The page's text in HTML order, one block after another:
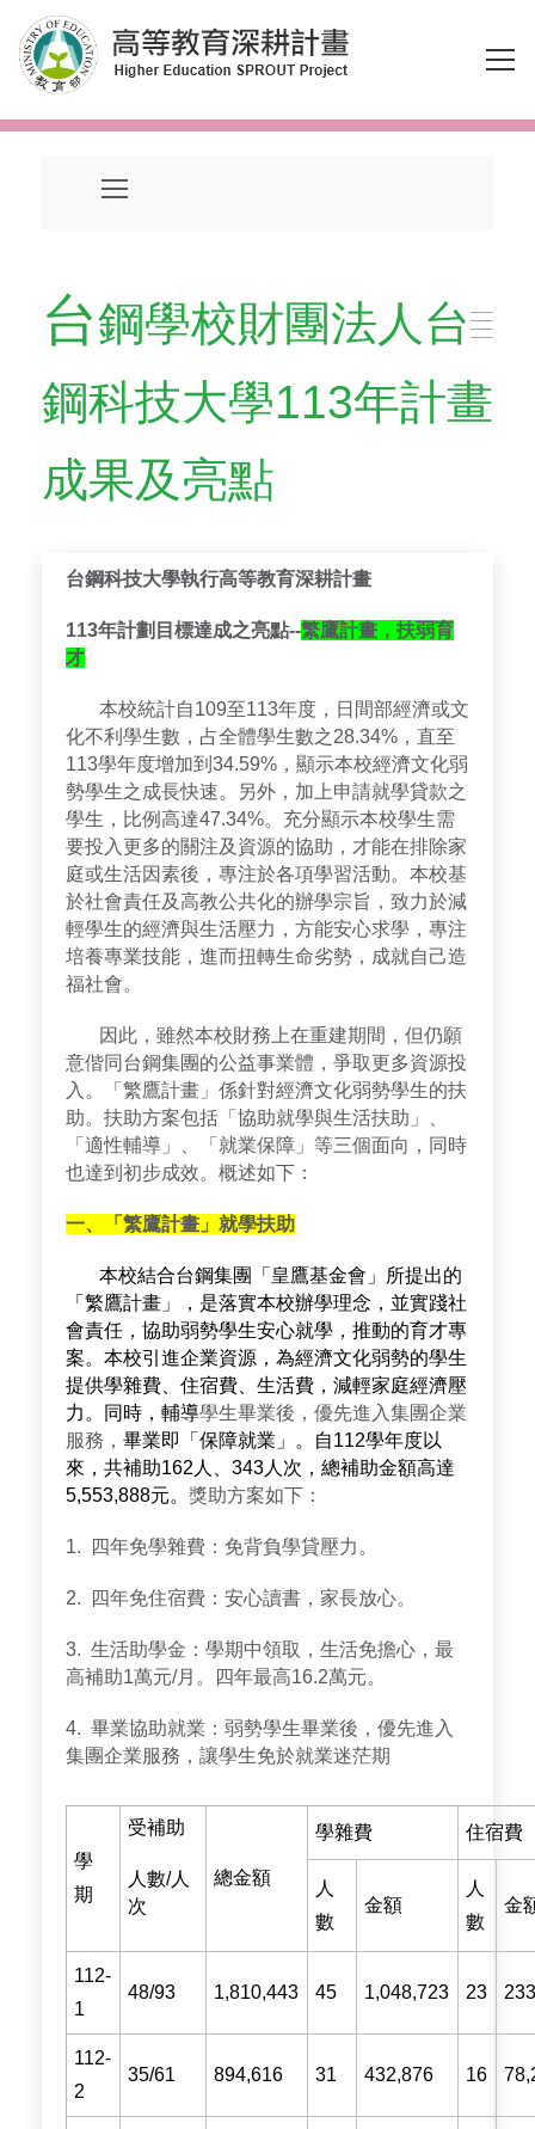
跳到主要內容區塊
台鋼學校財團法人台
鋼科技大學113年計畫
成果及亮點
台鋼科技大學執行高等教育深耕計畫
113年計劃目標達成之亮點--繁鷹計畫，扶弱育
才
本校統計自109至113年度，日間部經濟或文
化不利學生數，占全體學生數之28.34%，直至
113學年度增加到34.59%，顯示本校經濟文化弱
勢學生之成長快速。另外，加上申請就學貸款之
學生，比例高達47.34%。充分顯示本校學生需
要投入更多的關注及資源的協助，才能在排除家
庭或生活因素後，專注於各項學習活動。本校基
於社會責任及高教公共化的辦學宗旨，致力於減
輕學生的經濟與生活壓力，方能安心求學，專注
培養專業技能，進而扭轉生命劣勢，成就自己造
福社會。
因此，雖然本校財務上在重建期間，但仍願
意偕同台鋼集團的公益事業體，爭取更多資源投
入。「繁鷹計畫」係針對經濟文化弱勢學生的扶
助。扶助方案包括「協助就學與生活扶助」、
「適性輔導」、「就業保障」等三個面向，同時
也達到初步成效。概述如下：
一、「繁鷹計畫」就學扶助
本校結合台鋼集團「皇鷹基金會」所提出的
「繁鷹計畫」，是落實本校辦學理念，並實踐社
會責任，協助弱勢學生安心就學，推動的育才專
案。本校引進企業資源，為經濟文化弱勢的學生
提供學雜費、住宿費、生活費，減輕家庭經濟壓
力。同時，輔導學生畢業後，優先進入集團企業
服務， 畢業即「保障就業」。自112學年度以
來，共補助162人、343人次，總補助金額高達
5,553,888元。 獎助方案如下：
1. 四年免學雜費：免背負學貸壓力。
2. 四年免住宿費：安心讀書，家長放心。
3. 生活助學金：學期中領取，生活免擔心，最
高補助1萬元/月。四年最高16.2萬元。
4. 畢業協助就業：弱勢學生畢業後，優先進入
集團企業服務，讓學生免於就業迷茫期
學
期
受補助
人數/人
次
總金額
學雜費 住宿費
人
數
金額
人
數
金
112-
1
48/93 1,810,443 45 1,048,723 23
112-
2
35/61 894,616 31 432,876 16